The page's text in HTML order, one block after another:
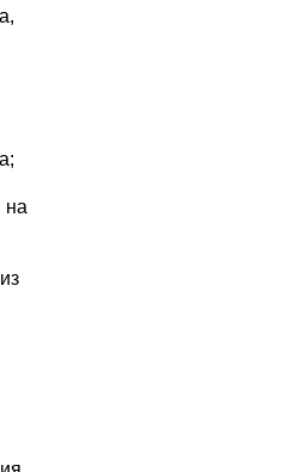
на